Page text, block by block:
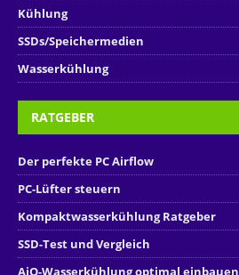
Kühlung
SSDs/Speichermedien
Wasserkühlung
RATGEBER
Der perfekte PC Airflow
PC-Lüfter steuern
Kompaktwasserkühlung Ratgeber
SSD-Test und Vergleich
AiO-Wasserkühlung optimal einbauen